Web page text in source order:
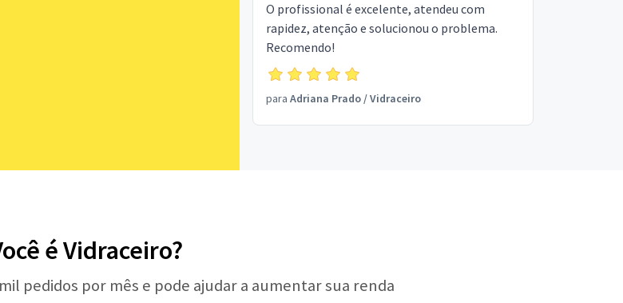
O profissional é excelente, atendeu com
rapidez, atenção e solucionou o problema.
Recomendo!
para Adriana Prado/Vidraceiro
é Vidraceiro?
pedidos por mês e pode ajudar a aumentar sua renda